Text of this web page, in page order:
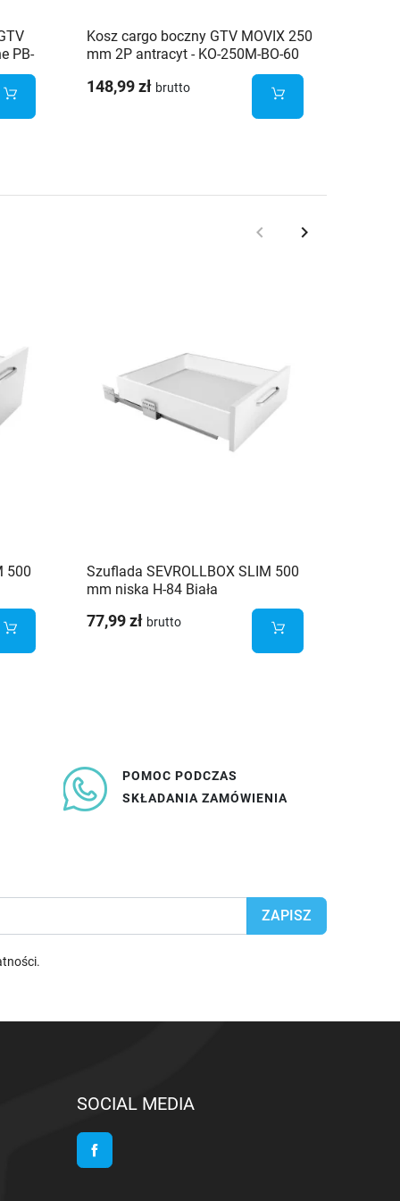
PB-
Kosz cargo boczny GTV MOVIX 250
mm 2P antracyt - KO-250M-BO-60
148,99 zł brutto
Poprzedni
keyboard_arrow_left Następny
keyboard_arrow_right
500
Szuflada SEVROLLBOX SLIM 500
mm niska H-84 Biała
77,99 zł brutto
POMOC PODCZAS
SKŁADANIA ZAMÓWIENIA
.
SOCIAL MEDIA
Facebook